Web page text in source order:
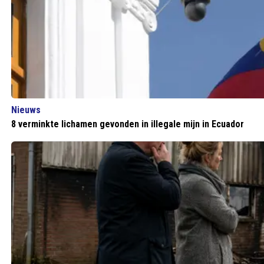
Nieuws
8 verminkte lichamen gevonden in illegale mijn in Ecuador